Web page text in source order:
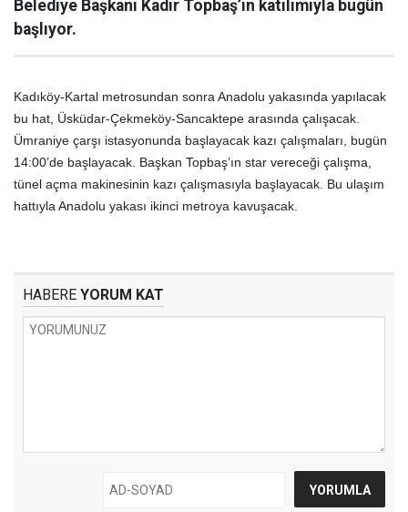
Belediye Başkanı Kadir Topbaş’ın katılımıyla bugün
başlıyor.
Kadıköy-Kartal metrosundan sonra Anadolu yakasında yapılacak
bu hat, Üsküdar-Çekmeköy-Sancaktepe arasında çalışacak.
Ümraniye çarşı istasyonunda başlayacak kazı çalışmaları, bugün
14:00’de başlayacak. Başkan Topbaş’ın star vereceği çalışma,
tünel açma makinesinin kazı çalışmasıyla başlayacak. Bu ulaşım
hattıyla Anadolu yakası ikinci metroya kavuşacak.
HABERE YORUM KAT